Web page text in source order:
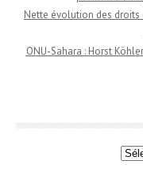
Nette évolution des droits
ONU-Sahara : Horst